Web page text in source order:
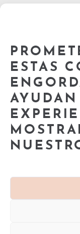
ESTAS
Cursos
Nuestros
Términos y